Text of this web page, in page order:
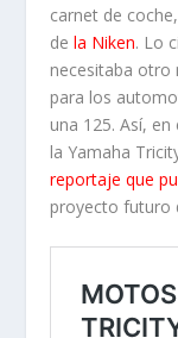
carnet de
dela Niken. Lo
necesitaba otro
para los
una 125. Así,
la Yamaha
reportaje que
proyecto futuro